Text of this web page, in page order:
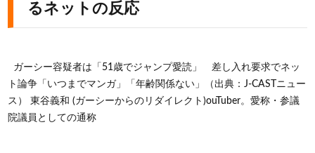
るネットの反応
ガーシー容疑者は「51歳でジャンプ愛読」 差し入れ要求でネッ
ト論争「いつまでマンガ」「年齢関係ない」（出典：J-CASTニュー
ス） 東谷義和 (ガーシーからのリダイレクト)ouTuber。愛称・参議
院議員としての通称